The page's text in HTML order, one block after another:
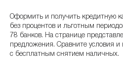
Оформить и получить кредитную
без процентов и льготным
78 банков. На странице
предложения. Сравните условия
с бесплатным снятием наличных.